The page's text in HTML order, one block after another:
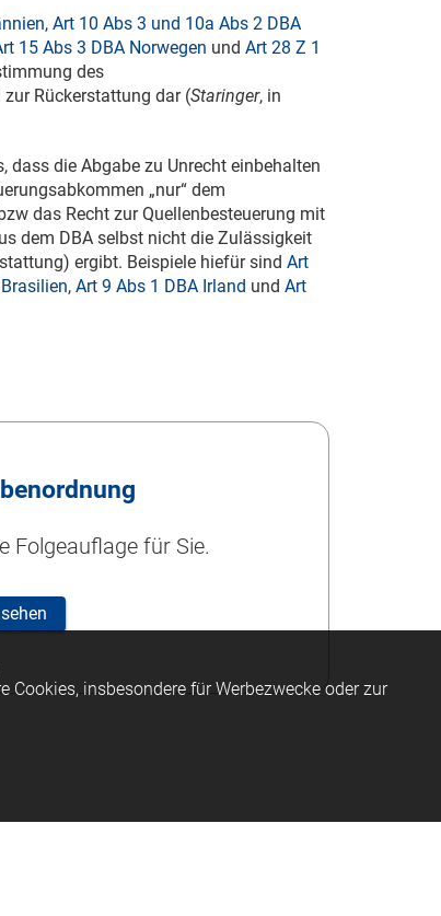
, Art 10 Abs 3 und 10a Abs 2 DBA
15 Abs 3 DBA Norwegen und Art 28 Z 1
des
Rückerstattung dar (Staringer, in
dass die Abgabe zu Unrecht einbehalten
„nur“ dem
das Recht zur Quellenbesteuerung mit
dem DBA selbst nicht die Zulässigkeit
ergibt. Beispiele hiefür sind Art
, Art 9 Abs 1 DBA Irland und Art
Folgeauflage für Sie.
insbesondere für Werbezwecke oder zur